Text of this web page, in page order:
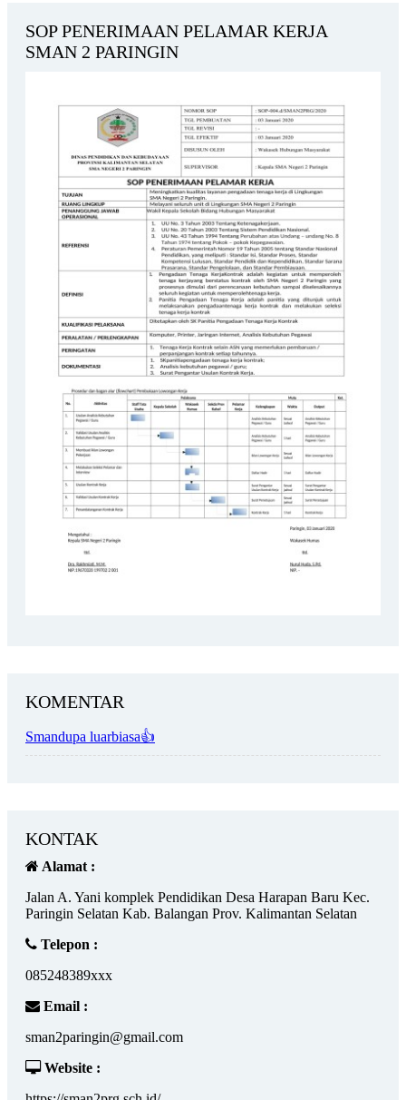
SOP PENERIMAAN PELAMAR KERJA
SMAN 2 PARINGIN
KOMENTAR
Smandupa luarbiasa👍
KONTAK
Alamat :
Jalan A. Yani komplek Pendidikan Desa Harapan Baru Kec.
Paringin Selatan Kab. Balangan Prov. Kalimantan Selatan
Telepon :
085248389xxx
Email :
sman2paringin@gmail.com
Website :